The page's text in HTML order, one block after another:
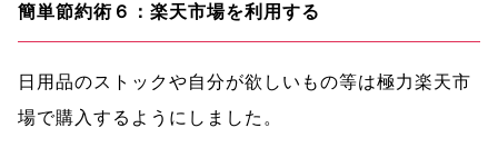
簡単節約術６：楽天市場を利用する
日用品のストックや自分が欲しいもの等は極力楽天市
場で購入するようにしました。